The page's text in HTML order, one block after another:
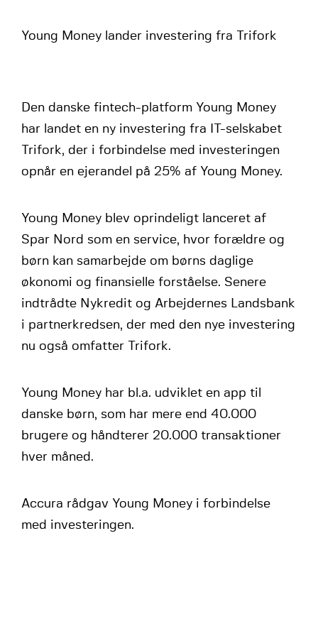
Young Money lander investering fra Trifork
Den danske fintech-platform Young Money
har landet en ny investering fra IT-selskabet
Trifork, der i forbindelse med investeringen
opnår en ejerandel på 25% af Young Money.
Young Money blev oprindeligt lanceret af
Spar Nord som en service, hvor forældre og
børn kan samarbejde om børns daglige
økonomi og finansielle forståelse. Senere
indtrådte Nykredit og Arbejdernes Landsbank
i partnerkredsen, der med den nye investering
nu også omfatter Trifork.
Young Money har bl.a. udviklet en app til
danske børn, som har mere end 40.000
brugere og håndterer 20.000 transaktioner
hver måned.
Accura rådgav Young Money i forbindelse
med investeringen.